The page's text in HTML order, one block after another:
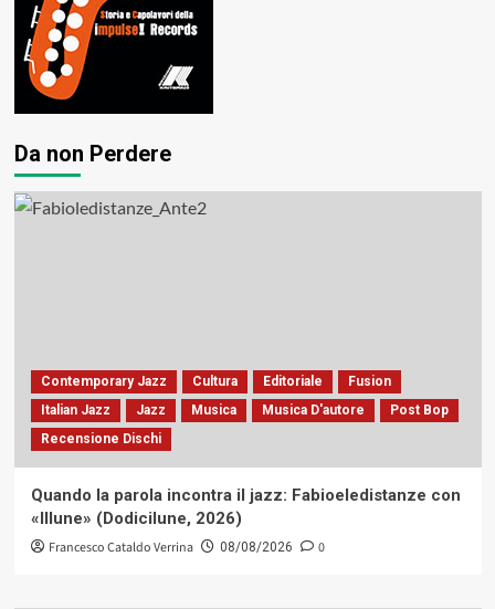
Da non Perdere
Contemporary Jazz Cultura Editoriale
Fusion
Italian Jazz
Jazz Musica Musica D'autore
Post Bop
Recensione Dischi
Quando la parola incontra il jazz: Fabioeledistanze con
«Illune» (Dodicilune, 2026)
Francesco Cataldo Verrina 08/08/2026 0